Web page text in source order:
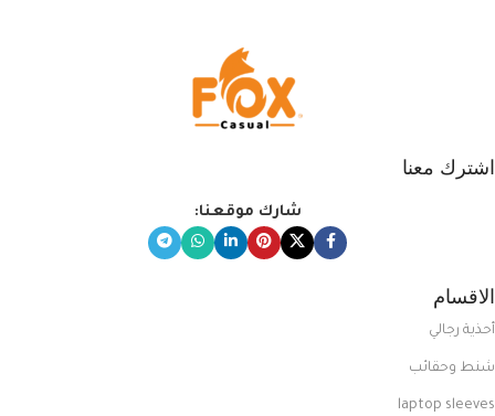
اشترك معنا
شارك موقعنا:
الاقسام
أحذية رجالي
شنط وحقائب
laptop sleeves